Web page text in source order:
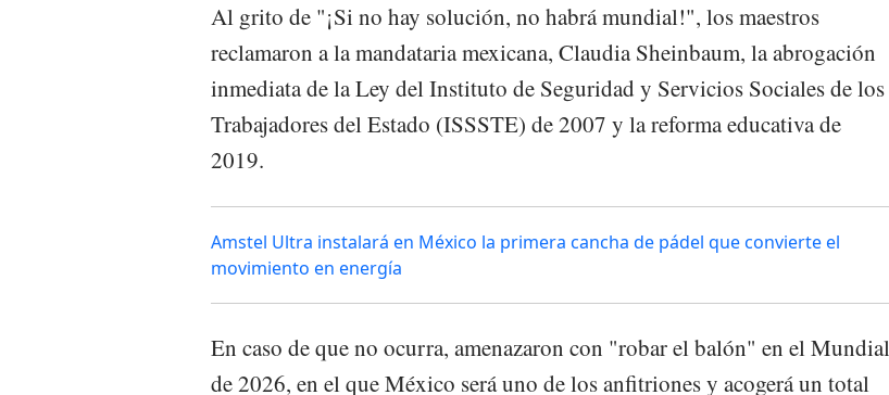
Al grito de "¡Si no hay solución, no habrá mundial!", los maestros
reclamaron a la mandataria mexicana, Claudia Sheinbaum, la abrogación
inmediata de la Ley del Instituto de Seguridad y Servicios Sociales de los
Trabajadores del Estado (ISSSTE) de 2007 y la reforma educativa de
2019.
Amstel Ultra instalará en México la primera cancha de pádel que convierte el
movimiento en energía
En caso de que no ocurra, amenazaron con "robar el balón" en el Mundial
de 2026, en el que México será uno de los anfitriones y acogerá un total